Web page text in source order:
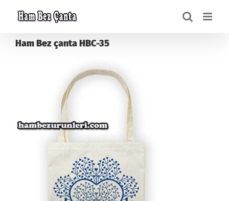
Ham Bez çanta HBC-35